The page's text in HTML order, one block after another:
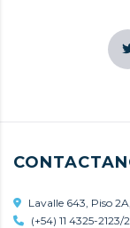
Lavalle 643, Piso
(+54) 11 4325-2123/